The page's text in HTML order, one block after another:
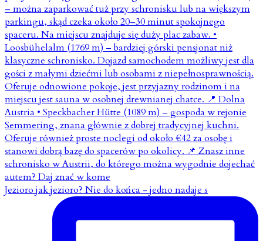
Jezioro jak jezioro? Nie do końca - jedno nadaje s